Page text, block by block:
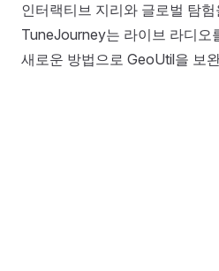
인터랙티브 지리와 글로벌 탐
TuneJourney는 라이브 라디오
새로운 방법으로 GeoUtil을 보